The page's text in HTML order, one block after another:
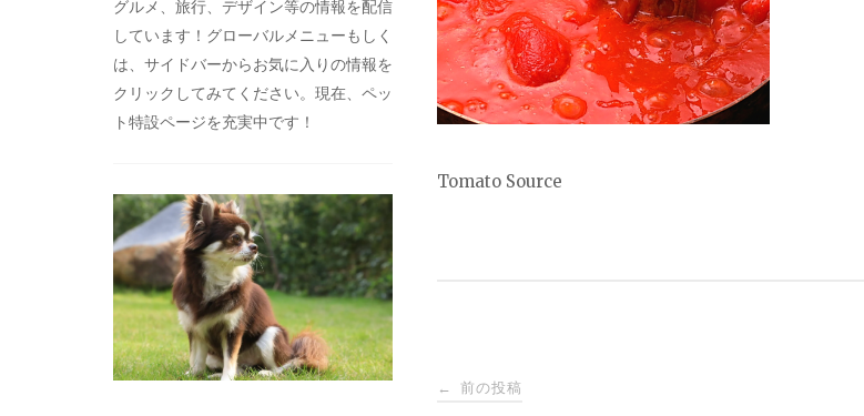
Tomato Source
投
← 前の投稿
グルメ、旅行、デザイン等の情報を配信
しています！グローバルメニューもしく
は、サイドバーからお気に入りの情報を
クリックしてみてください。現在、ペッ
ト特設ページを充実中です！